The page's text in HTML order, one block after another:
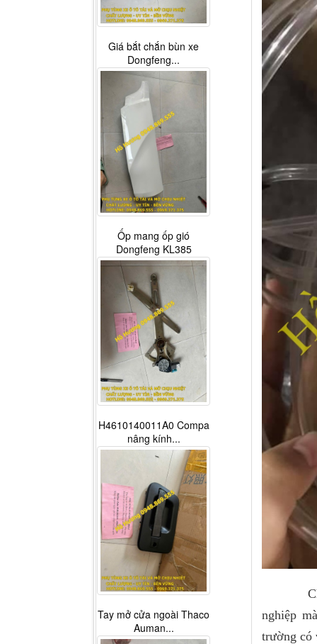
Chất
nghiệp
trường có
Giá bắt chắn bùn xe
Dongfeng...
Ốp mang ốp gió
Dongfeng KL385
H4610140011A0 Compa
nâng kính...
Tay mở cửa ngoài Thaco
Auman...